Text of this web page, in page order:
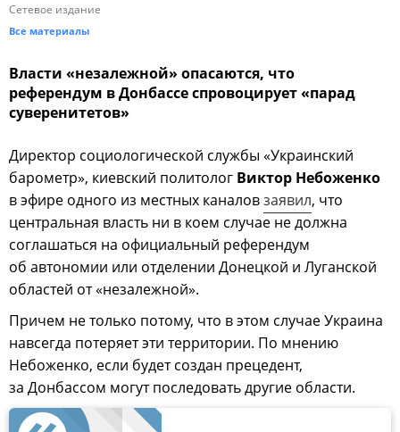
Сетевое издание
Все материалы
Власти «незалежной» опасаются, что
референдум в Донбассе спровоцирует «парад
суверенитетов»
Директор социологической службы «Украинский
барометр», киевский политолог Виктор Небоженко
в эфире одного из местных каналовзаявил, что
центральная власть ни в коем случае не должна
соглашаться на официальный референдум
об автономии или отделении Донецкой и Луганской
областей от «незалежной».
Причем не только потому, что в этом случае Украина
навсегда потеряет эти территории. По мнению
Небоженко, если будет создан прецедент,
за Донбассом могут последовать другие области.